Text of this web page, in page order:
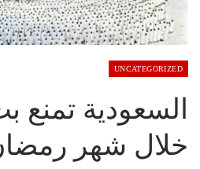
UNCATEGORIZED
السعودية تمنع
خلال شهر